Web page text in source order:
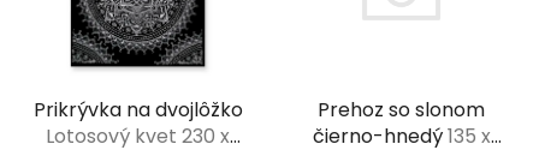
Prikrývka na dvojlôžko
Lotosový kvet 230 x
Prehoz so slonom
čierno-hnedý135 x